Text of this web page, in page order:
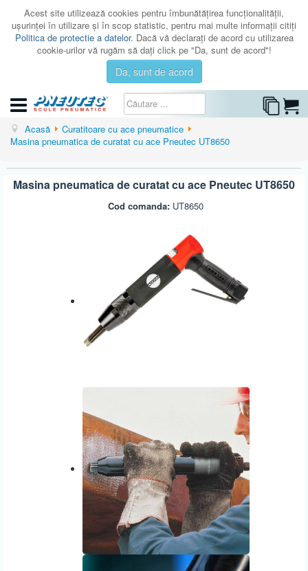
Acest site utilizează cookies pentru îmbunătăţirea funcţionalităţii,
uşurinţei în utilizare şi în scop statistic, pentru mai multe informaţii citiţi
Politica de protectie a datelor. Dacă vă declaraţi de acord cu utilizarea
cookie-urilor vă rugăm să daţi click pe "Da, sunt de acord"!
Da, sunt de acord
CATEGORII
CATALOAGE
Acasă
Curatitoare cu ace pneumatice
Masina pneumatica de curatat cu ace Pneutec UT8650
Masina pneumatica de curatat cu ace Pneutec UT8650
Cod comanda: UT8650